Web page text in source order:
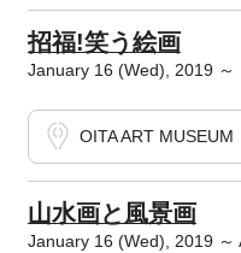
招福!笑う絵画
January 16 (Wed), 2019
OITA ART MUSEUM
山水画と風景画
January 16 (Wed), 2019 ～